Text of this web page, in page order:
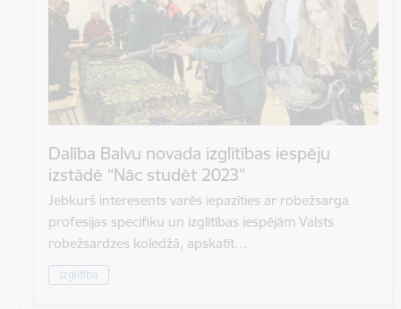
Dalība Balvu novada izglītības iespēju
izstādē “Nāc studēt 2023”
Jebkurš interesents varēs iepazīties ar robežsarga
profesijas specifiku un izglītības iespējām Valsts
robežsardzes koledžā, apskatīt…
Izglītība